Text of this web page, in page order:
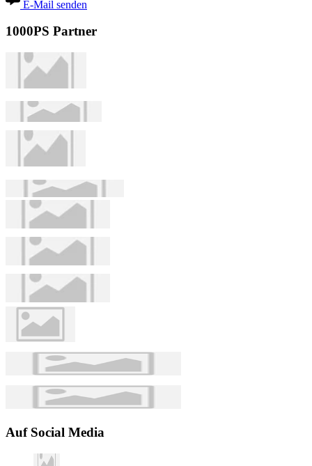
E-Mail senden
1000PS Partner
Auf Social Media